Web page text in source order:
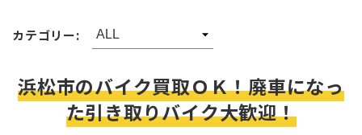
カテゴリー:
浜松市のバイク買取ＯＫ！廃車になっ
た引き取りバイク大歓迎！